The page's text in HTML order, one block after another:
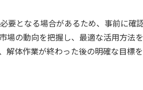
要となる場合があるため、事前に確
場の動向を把握し、最適な活用方法
体作業が終わった後の明確な目標